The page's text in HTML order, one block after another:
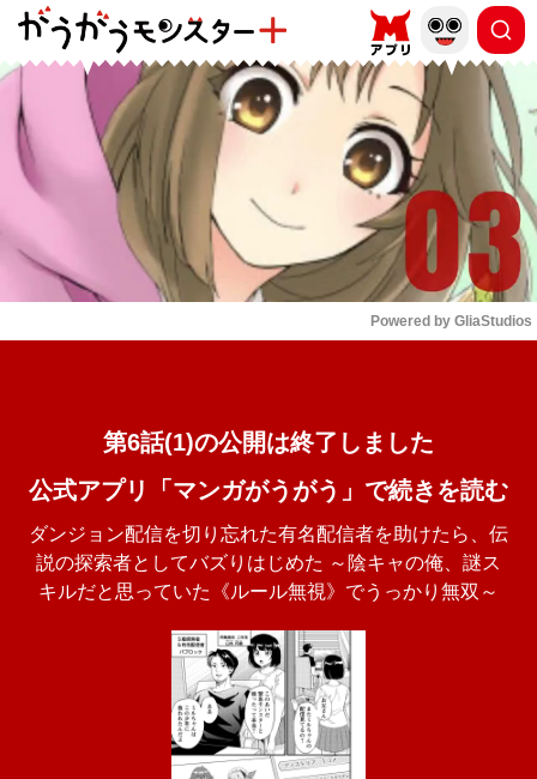
もっと読む
Powered by GliaStudios
第6話(1)の公開は終了しました
公式アプリ「マンガがうがう」で続きを読む
ダンジョン配信を切り忘れた有名配信者を助けたら、伝
説の探索者としてバズりはじめた ～陰キャの俺、謎󠄀ス
キルだと思っていた《ルール無視》でうっかり無双～